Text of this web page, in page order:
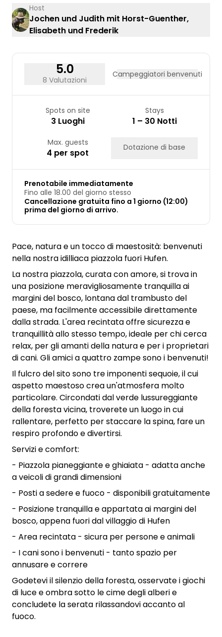
17
24
25 26 27 28 29
30
Host
Jochen und Judith mit Horst-Guenther,
Elisabeth und Frederik
5.0
8 Valutazioni
Campeggiatori benvenuti
Spots on site
3 Luoghi
Stays
1 – 30 Notti
Max. guests
4 per spot Dotazione di base
Prenotabile immediatamente
Fino alle 18.00 del giorno stesso
Cancellazione gratuita fino a 1 giorno (12:00)
prima del giorno di arrivo.
Pace, natura e un tocco di maestosità: benvenuti
nella nostra idilliaca piazzola fuori Hufen.
La nostra piazzola, curata con amore, si trova in
una posizione meravigliosamente tranquilla ai
margini del bosco, lontana dal trambusto del
paese, ma facilmente accessibile direttamente
dalla strada. L'area recintata offre sicurezza e
tranquillità allo stesso tempo, ideale per chi cerca
relax, per gli amanti della natura e per i proprietari
di cani. Gli amici a quattro zampe sono i benvenuti!
Il fulcro del sito sono tre imponenti sequoie, il cui
aspetto maestoso crea un'atmosfera molto
particolare. Circondati dal verde lussureggiante
della foresta vicina, troverete un luogo in cui
rallentare, perfetto per staccare la spina, fare un
respiro profondo e divertirsi.
Servizi e comfort:
- Piazzola pianeggiante e ghiaiata - adatta anche
a veicoli di grandi dimensioni
- Posti a sedere e fuoco - disponibili gratuitamente
- Posizione tranquilla e appartata ai margini del
bosco, appena fuori dal villaggio di Hufen
- Area recintata - sicura per persone e animali
- I cani sono i benvenuti - tanto spazio per
annusare e correre
Godetevi il silenzio della foresta, osservate i giochi
di luce e ombra sotto le cime degli alberi e
concludete la serata rilassandovi accanto al
fuoco.